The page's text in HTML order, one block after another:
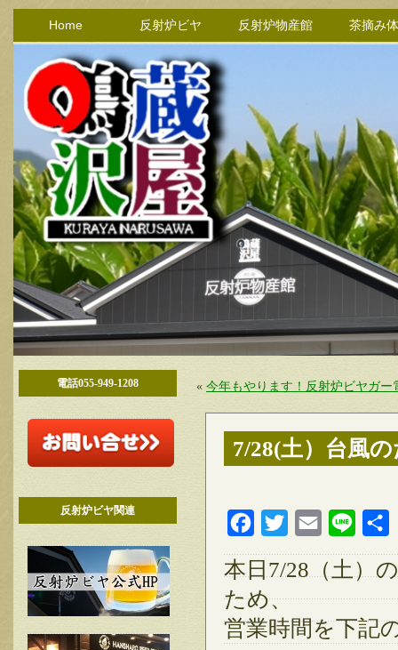
Home 反射炉ビヤ 反射炉物産館 茶摘み
電話055-949-1208
反射炉ビヤ関連
« 今年もやります！反射炉ビヤガー
7/28(土）台風
FacebookTwitter Email Line
本日7/28（土）
ため、
営業時間を下記